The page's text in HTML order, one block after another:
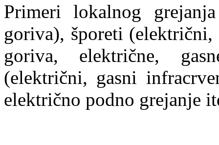
Primeri lokalnog
goriva), šporeti
goriva, električne,
(električni, gasni
električno podno grejanje